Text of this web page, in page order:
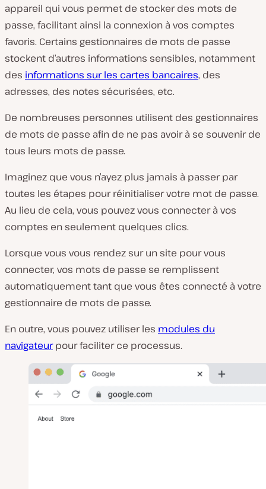
appareil qui vous permet de stocker des mots de
passe, facilitant ainsi la connexion à vos comptes
favoris. Certains gestionnaires de mots de passe
stockent d’autres informations sensibles, notamment
des informations sur les cartes bancaires, des
adresses, des notes sécurisées, etc.
De nombreuses personnes utilisent des gestionnaires
de mots de passe afin de ne pas avoir à se souvenir de
tous leurs mots de passe.
Imaginez que vous n’ayez plus jamais à passer par
toutes les étapes pour réinitialiser votre mot de passe.
Au lieu de cela, vous pouvez vous connecter à vos
comptes en seulement quelques clics.
Lorsque vous vous rendez sur un site pour vous
connecter, vos mots de passe se remplissent
automatiquement tant que vous êtes connecté à votre
gestionnaire de mots de passe.
En outre, vous pouvez utiliser les modules du
navigateurpour faciliter ce processus.